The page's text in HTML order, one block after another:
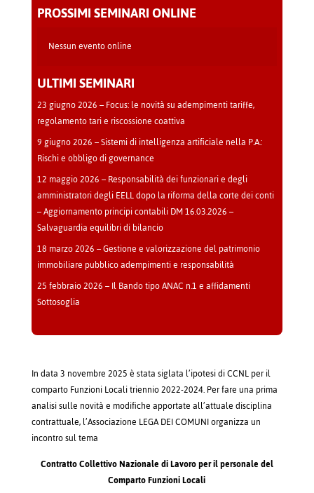
PROSSIMI SEMINARI ONLINE
Nessun evento online
ULTIMI SEMINARI
23 giugno 2026 – Focus: le novità su adempimenti tariffe,
regolamento tari e riscossione coattiva
9 giugno 2026 – Sistemi di intelligenza artificiale nella P.A.:
Rischi e obbligo di governance
12 maggio 2026 – Responsabilità dei funzionari e degli
amministratori degli EELL dopo la riforma della corte dei conti
– Aggiornamento principi contabili DM 16.03.2026 –
Salvaguardia equilibri di bilancio
18 marzo 2026 – Gestione e valorizzazione del patrimonio
immobiliare pubblico adempimenti e responsabilità
25 febbraio 2026 – Il Bando tipo ANAC n.1 e affidamenti
Sottosoglia
In data 3 novembre 2025 è stata siglata l’ipotesi di CCNL per il
comparto Funzioni Locali triennio 2022-2024. Per fare una prima
analisi sulle novità e modifiche apportate all’attuale disciplina
contrattuale, l’Associazione LEGA DEI COMUNI organizza un
incontro sul tema
Contratto Collettivo Nazionale di Lavoro per il personale del
Comparto Funzioni Locali